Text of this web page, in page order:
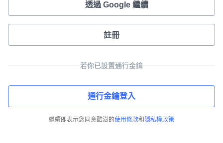
透過 Google 繼續
註冊
若你已設置通行金鑰
通行金鑰登入
繼續即表示您同意酷澎的使用條款和 隱私權政策